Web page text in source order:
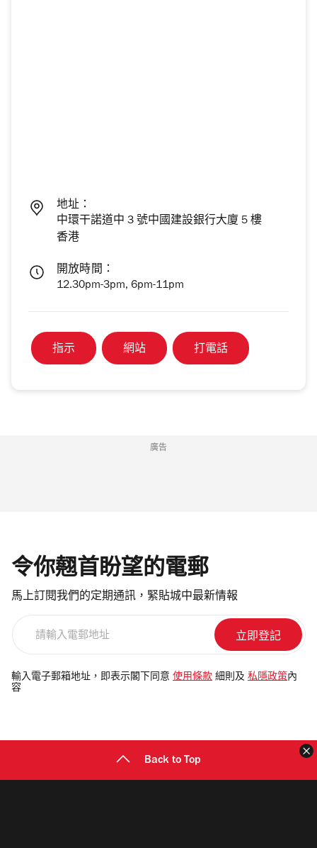
地址：
中環干諾道中 3 號中國建設銀行大廈 5 樓
香港
開放時間：
12.30pm-3pm, 6pm-11pm
指示 網站 打電話
廣告
令你翹首盼望的電郵
馬上訂閱我們的定期通訊，緊貼城中最新情報
電
郵
輸入電子郵箱地址，即表示閣下同意 使用條款 細則及 私隱政策 內
容
Back to Top